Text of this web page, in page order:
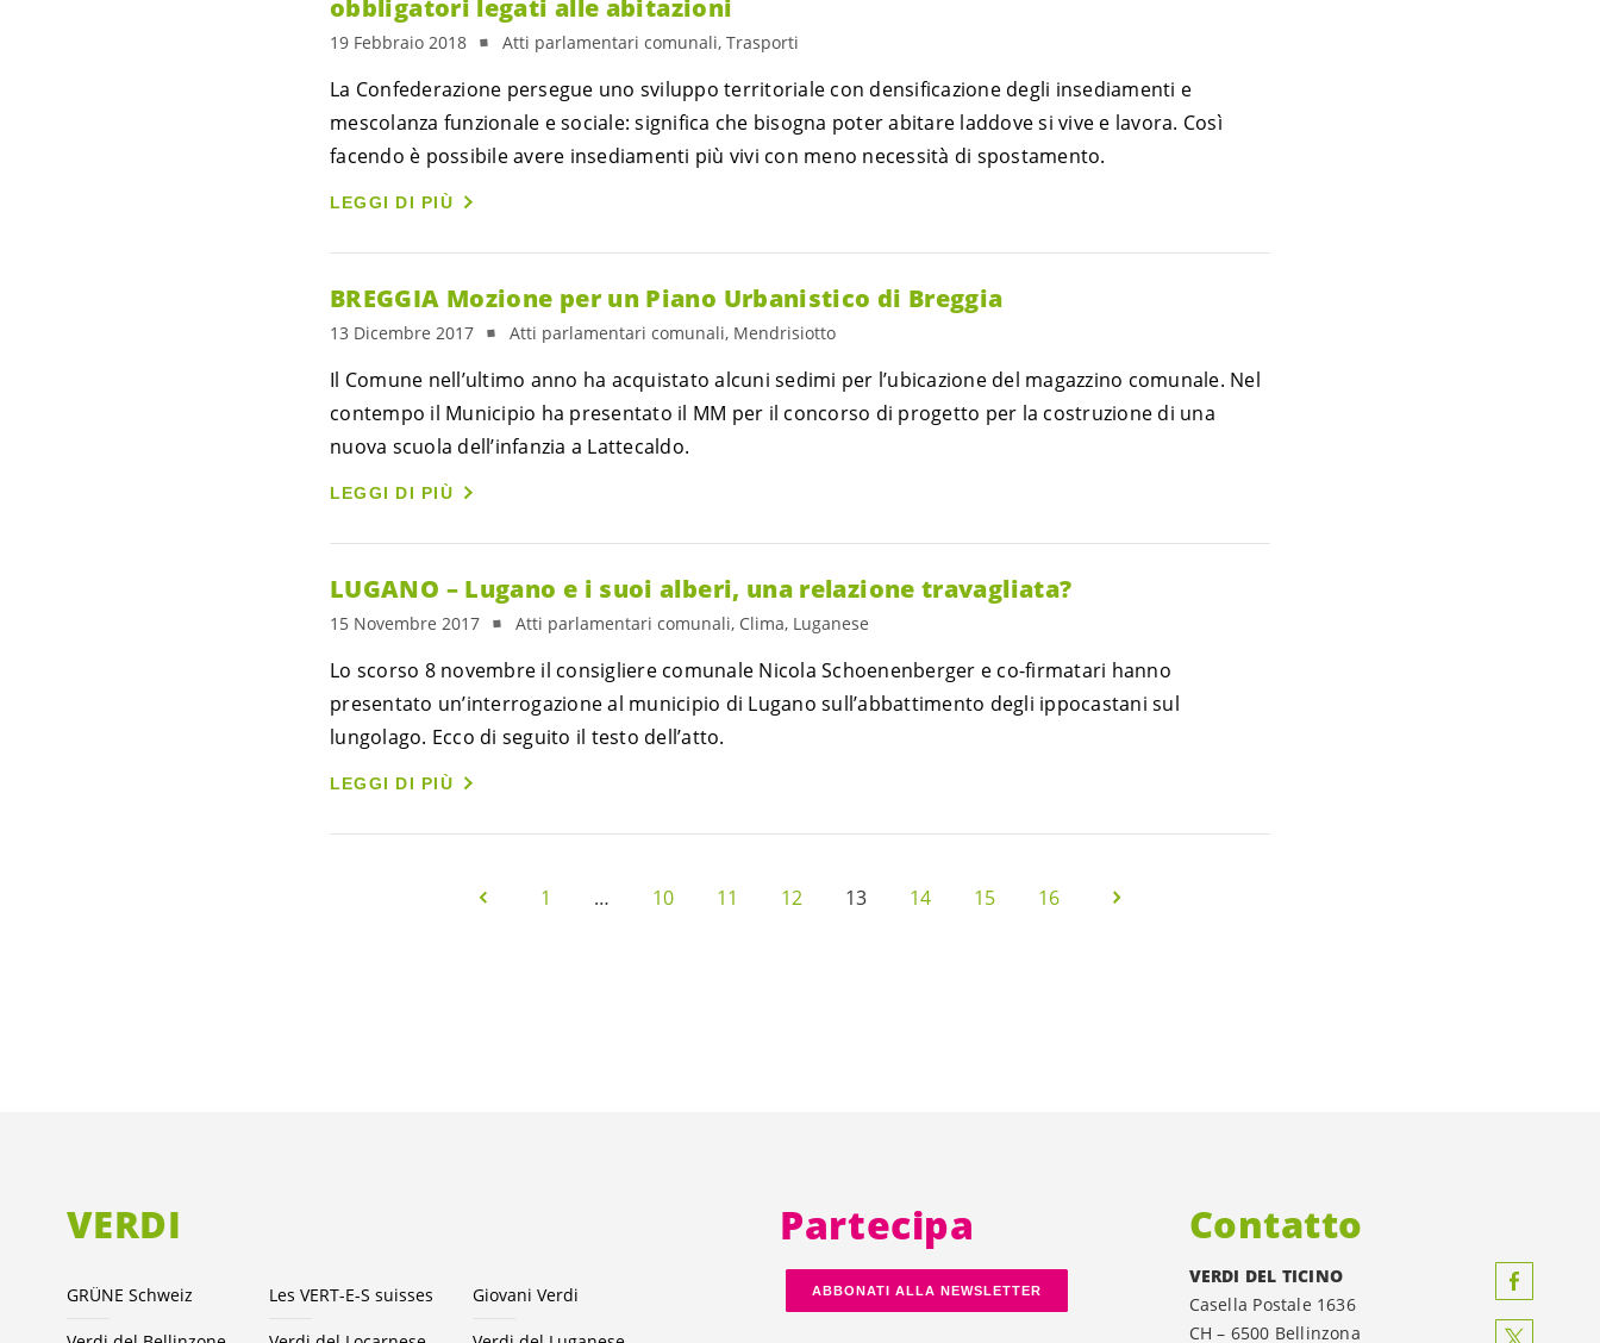
obbligatori legati alle abitazioni
19 Febbraio 2018 Atti parlamentari comunali, Trasporti
La Confederazione persegue uno sviluppo territoriale con densificazione degli insediamenti e
mescolanza funzionale e sociale: significa che bisogna poter abitare laddove si vive e lavora. Così
facendo è possibile avere insediamenti più vivi con meno necessità di spostamento.
LEGGI DI PIÙ
BREGGIA Mozione per un Piano Urbanistico di Breggia
13 Dicembre 2017 Atti parlamentari comunali, Mendrisiotto
Il Comune nell’ultimo anno ha acquistato alcuni sedimi per l’ubicazione del magazzino comunale. Nel
contempo il Municipio ha presentato il MM per il concorso di progetto per la costruzione di una
nuova scuola dell’infanzia a Lattecaldo.
LEGGI DI PIÙ
LUGANO – Lugano e i suoi alberi, una relazione travagliata?
15 Novembre 2017 Atti parlamentari comunali, Clima, Luganese
Lo scorso 8 novembre il consigliere comunale Nicola Schoenenberger e co-firmatari hanno
presentato un’interrogazione al municipio di Lugano sull’abbattimento degli ippocastani sul
lungolago. Ecco di seguito il testo dell’atto.
LEGGI DI PIÙ
1 … 10 11 12 13 14 15 16
VERDI
GRÜNE Schweiz Les VERT-E-S suisses Giovani Verdi
Partecipa
ABBONATI ALLA NEWSLETTER
Contatto
VERDI DEL TICINO
Casella Postale 1636
CH – 6500 Bellinzona